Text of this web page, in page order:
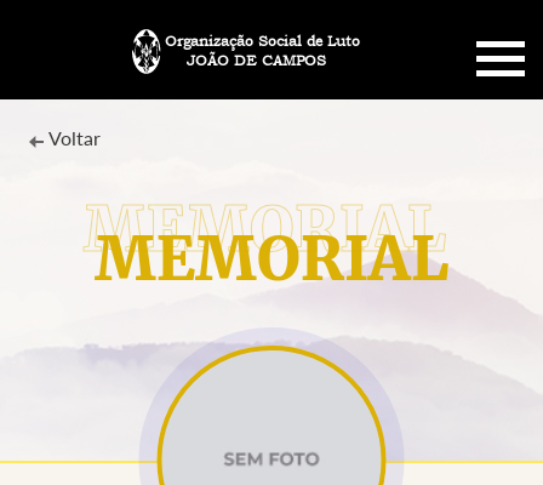
JOÃO DE CAMPOS
Organização Social de Luto
SOBRE NÓS
PLANO FUNERÁRIO
MENSAGENS
MEMORIAL
Voltar